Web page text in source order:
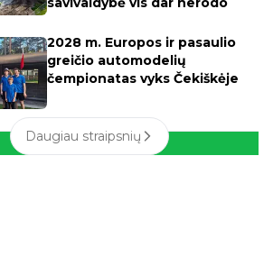
2028 m. Europos ir pasaulio
greičio automodelių
čempionatas vyks Čekiškėje
Daugiau straipsnių